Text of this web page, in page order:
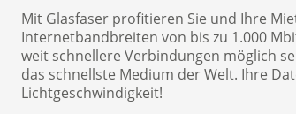
Mit Glasfaser profitieren Sie und Ihre
Internetbandbreiten von bis zu 1.000
weit schnellere Verbindungen möglich
das schnellste Medium der Welt. Ihre
Lichtgeschwindigkeit!